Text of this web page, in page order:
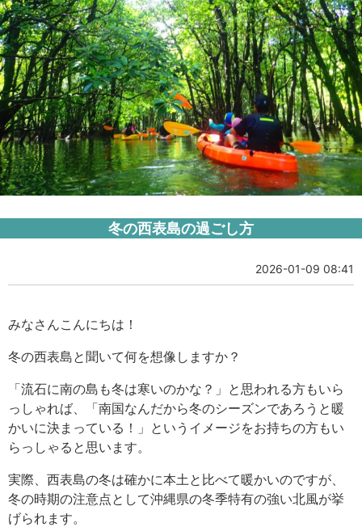
冬の西表島の過ごし方
2026-01-09 08:41
みなさんこんにちは！
冬の西表島と聞いて何を想像しますか？
「流石に南の島も冬は寒いのかな？」と思われる方もいら
っしゃれば、「南国なんだから冬のシーズンであろうと暖
かいに決まっている！」というイメージをお持ちの方もい
らっしゃると思います。
実際、西表島の冬は確かに本土と比べて暖かいのですが、
冬の時期の注意点として沖縄県の冬季特有の強い北風が挙
げられます。